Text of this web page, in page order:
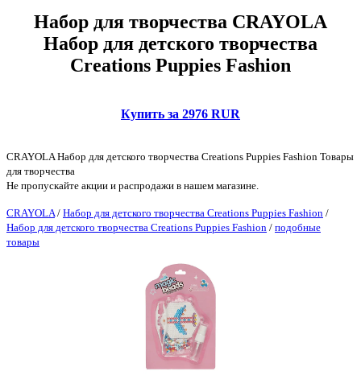
Набор для творчества CRAYOLA
Набор для детского творчества
Creations Puppies Fashion
Купить за 2976 RUR
CRAYOLA Набор для детского творчества Creations Puppies Fashion Товары
для творчества
Не пропускайте акции и распродажи в нашем магазине.
CRAYOLA / Набор для детского творчества Creations Puppies Fashion /
Набор для детского творчества Creations Puppies Fashion / подобные
товары